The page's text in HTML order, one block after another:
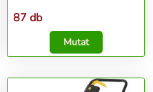
87 db
Mutat